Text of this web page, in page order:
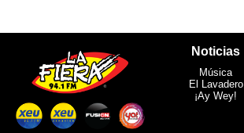
Noticias
Música
El Lavadero
¡Ay Wey!